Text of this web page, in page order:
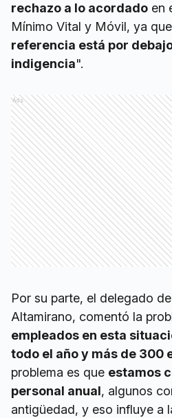
rechazo a lo acordado en
Mínimo Vital y Móvil, ya que
referencia está por
indigencia".
Ads
Por su parte, el delegado
Altamirano, comentó la
empleados en esta
todo el año y más de 300
problema es que estamos
personal anual, algunos
antigüedad, y eso influye a